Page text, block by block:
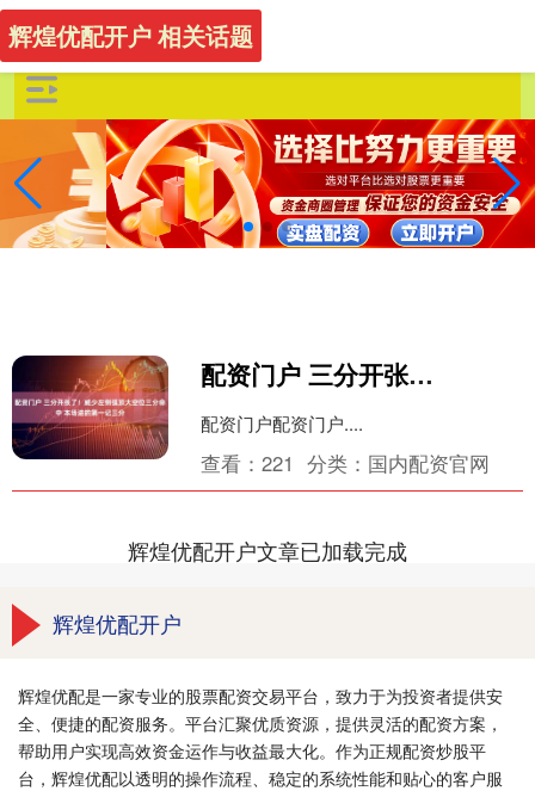
辉煌优配开户 相关话题
配资门户 三分开张了！威少左侧弧顶大空位三分命中 本场进的第一记三分
配资门户配资门户....
查看：221 分类： 国内配资官网
辉煌优配开户文章已加载完成
辉煌优配开户
辉煌优配是一家专业的股票配资交易平台，致力于为投资者提供安
全、便捷的配资服务。平台汇聚优质资源，提供灵活的配资方案，
帮助用户实现高效资金运作与收益最大化。作为正规配资炒股平
台，辉煌优配以透明的操作流程、稳定的系统性能和贴心的客户服